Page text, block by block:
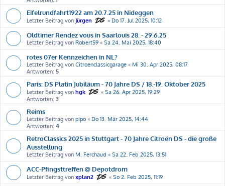
Eifelrundfahrt1922 am 20.7.25 in Nideggen
Letzter Beitrag von Jürgen « Do 17. Jul 2025, 10:12
Oldtimer Rendez vous in Saarlouis 28. - 29.6.25
Letzter Beitrag von Robert59 « Sa 24. Mai 2025, 18:40
rotes 07er Kennzeichen in NL?
Letzter Beitrag von Citroenclassicgarage « Mi 30. Apr 2025, 08:17
Antworten: 5
Paris: DS Platin Jubiläum - 70 Jahre DS / 18.-19. Oktober 2025
Letzter Beitrag von hgk « Sa 26. Apr 2025, 19:29
Antworten: 3
Reims
Letzter Beitrag von pipo « Do 13. Mär 2025, 14:44
Antworten: 4
RetroClassics 2025 in Stuttgart - 70 Jahre Citroën DS - die große
Ausstellung
Letzter Beitrag von M. Ferchaud « Sa 22. Feb 2025, 13:51
ACC-Pfingsttreffen @ Depotdrom
Letzter Beitrag von xplan2 « So 2. Feb 2025, 11:19